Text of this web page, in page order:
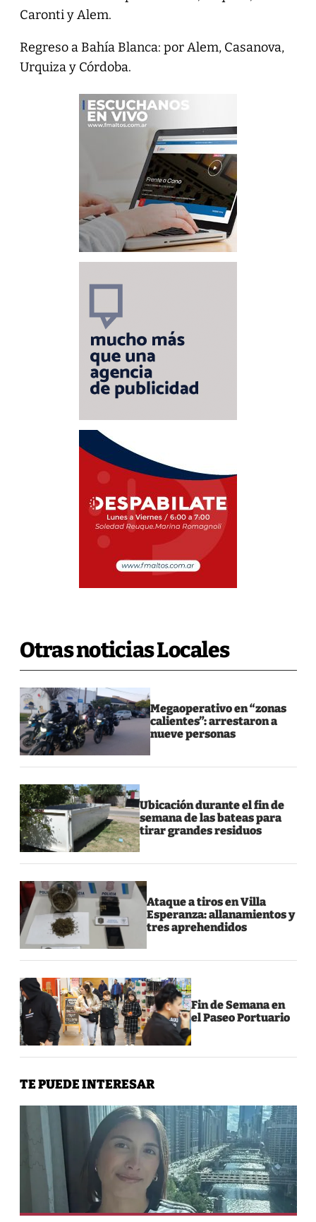
Caronti y Alem.
Regreso a Bahía Blanca: por Alem, Casanova,
Urquiza y Córdoba.
Otras noticias Locales
Megaoperativo en “zonas
calientes”: arrestaron a
nueve personas
Ubicación durante el fin de
semana de las bateas para
tirar grandes residuos
Ataque a tiros en Villa
Esperanza: allanamientos y
tres aprehendidos
Fin de Semana en
el Paseo Portuario
TE PUEDE INTERESAR